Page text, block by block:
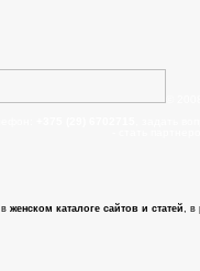
женском каталоге сайтов и статей, в